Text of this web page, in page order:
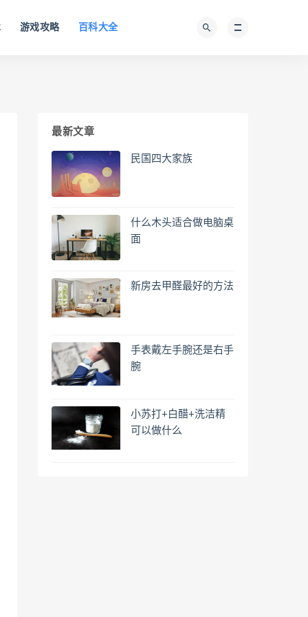
游戏攻略 百科大全
最新文章
民国四大家族
什么木头适合做电脑桌
面
新房去甲醛最好的方法
手表戴左手腕还是右手
腕
小苏打+白醋+洗洁精
可以做什么